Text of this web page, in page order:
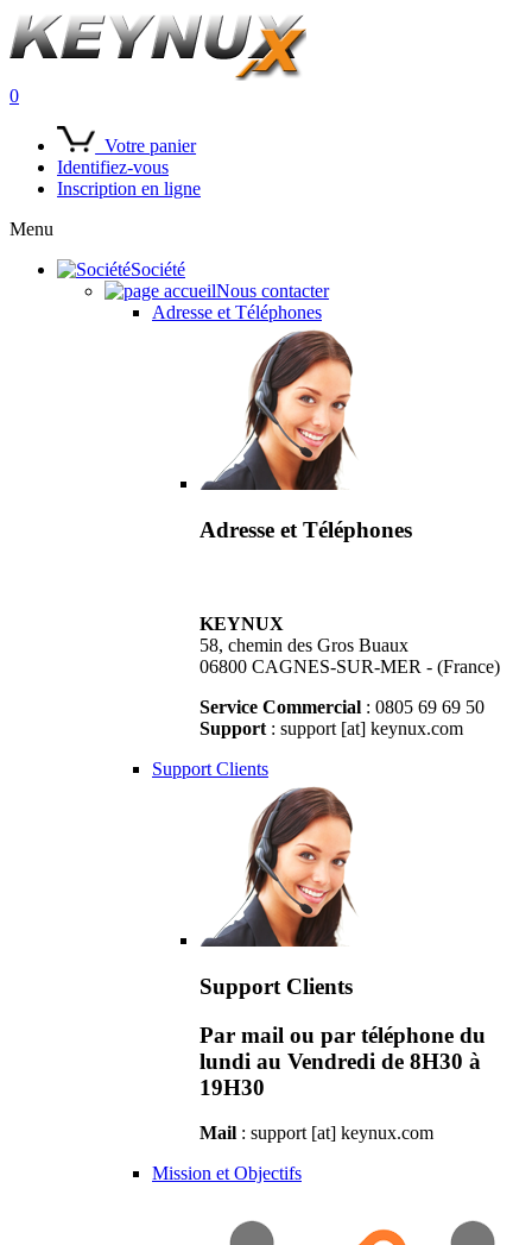
0
Votre panier
Identifiez-vous
Inscription en ligne
Menu
Société
Nous contacter
Adresse et Téléphones
Adresse et Téléphones
KEYNUX
58, chemin des Gros Buaux
06800 CAGNES-SUR-MER - (France)
Service Commercial : 0805 69 69 50
Support : support [at] keynux.com
Support Clients
Support Clients
Par mail ou par téléphone du
lundi au Vendredi de 8H30 à
19H30
Mail : support [at] keynux.com
Mission et Objectifs